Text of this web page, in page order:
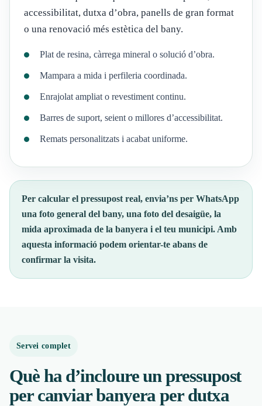
accessibilitat, dutxa d’obra, panells de gran format
o una renovació més estètica del bany.
Plat de resina, càrrega mineral o solució d’obra.
Mampara a mida i perfileria coordinada.
Enrajolat ampliat o revestiment continu.
Barres de suport, seient o millores d’accessibilitat.
Remats personalitzats i acabat uniforme.
Per calcular el pressupost real, envia’ns per WhatsApp
una foto general del bany, una foto del desaigüe, la
mida aproximada de la banyera i el teu municipi. Amb
aquesta informació podem orientar-te abans de
confirmar la visita.
Servei complet
Què ha d’incloure un pressupost
per canviar banyera per dutxa